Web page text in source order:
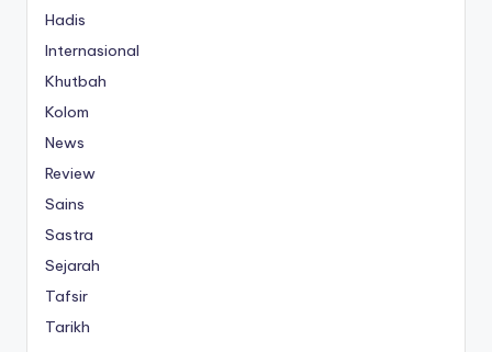
Hadis
Internasional
Khutbah
Kolom
News
Review
Sains
Sastra
Sejarah
Tafsir
Tarikh